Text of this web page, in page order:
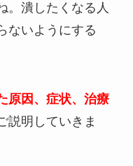
。潰したくなる人
ないようにする
原因、症状、治療
説明していきま